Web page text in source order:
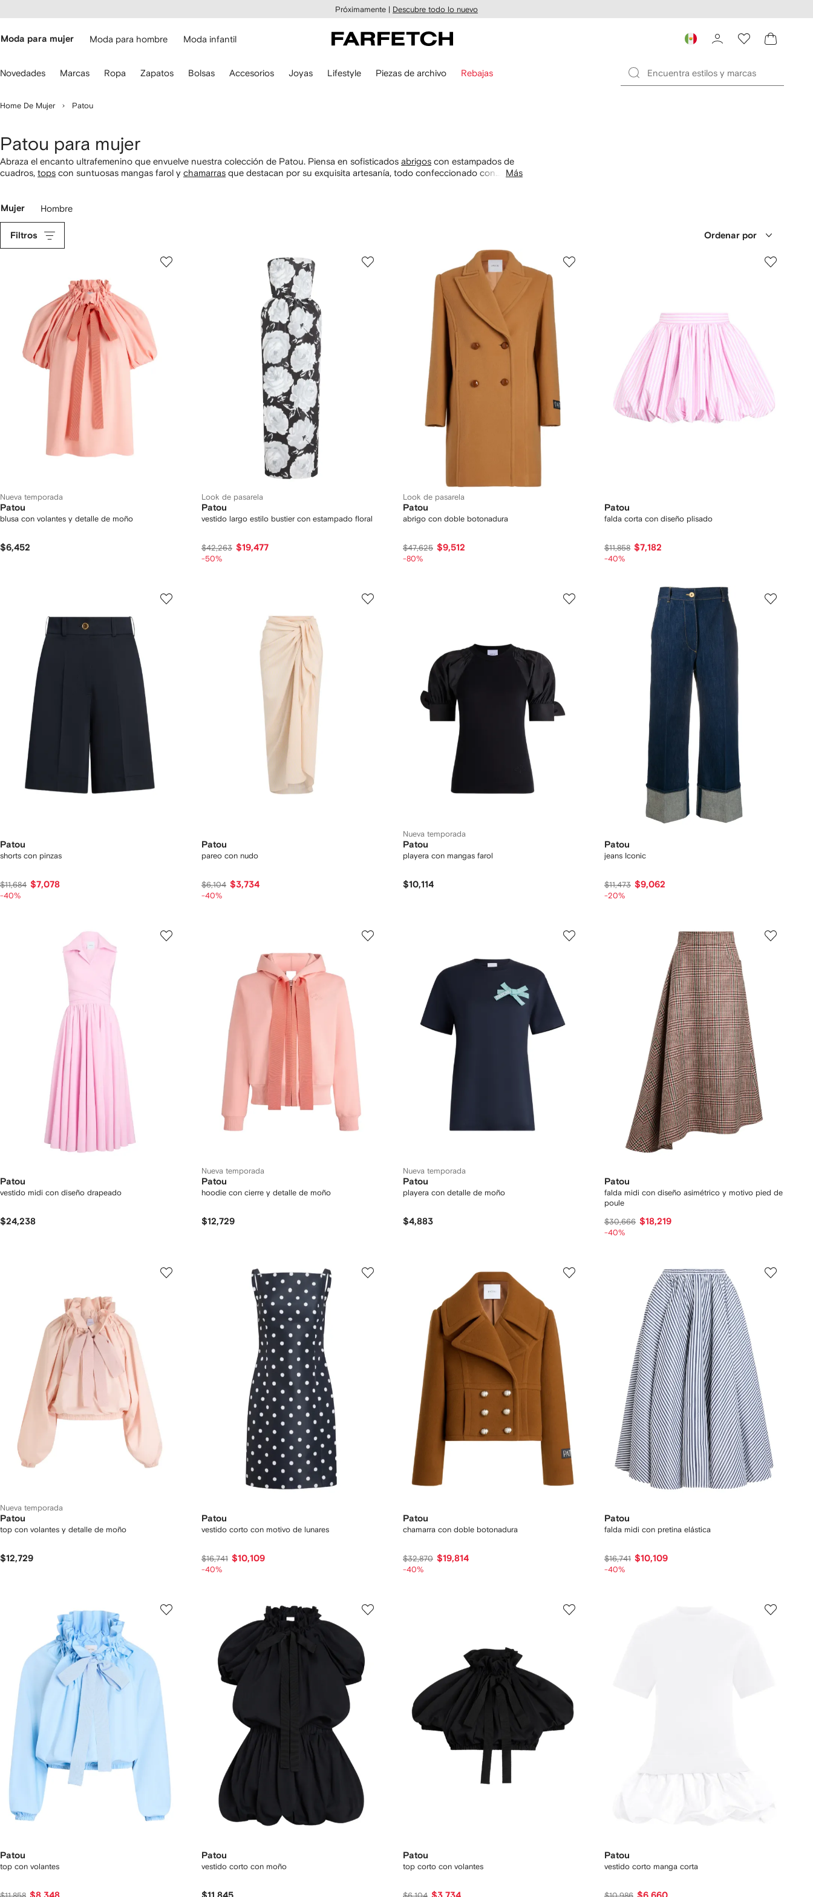
Próximamente | Descubre todo lo nuevo
Moda para mujer Moda para hombre Moda infantil
Novedades Marcas Ropa Zapatos Bolsas Accesorios Joyas Lifestyle Piezas de archivo Rebajas
Home De Mujer Patou
Patou para mujer
Abraza el encanto ultrafemenino que envuelve nuestra colección de Patou. Piensa en sofisticados abrigos con estampados de
cuadros, tops con suntuosas mangas farol y chamarras que destacan por su exquisita artesanía, todo confeccionado con
Más
Mujer Hombre
Filtros Ordenar por
Nueva temporada
Patou
blusa con volantes y detalle de moño
$6,452
Look de pasarela
Patou
vestido largo estilo bustier con estampado floral
$42,263 $19,477
-50%
Look de pasarela
Patou
abrigo con doble botonadura
$47,625 $9,512
-80%
Patou
falda corta con diseño plisado
$11,858 $7,182
-40%
Patou
shorts con pinzas
$11,684 $7,078
-40%
Patou
pareo con nudo
$6,104 $3,734
-40%
Nueva temporada
Patou
playera con mangas farol
$10,114
Patou
jeans Iconic
$11,473 $9,062
-20%
Patou
vestido midi con diseño drapeado
$24,238
Nueva temporada
Patou
hoodie con cierre y detalle de moño
$12,729
Nueva temporada
Patou
playera con detalle de moño
$4,883
Patou
falda midi con diseño asimétrico y motivo pied de
poule
$30,666 $18,219
-40%
Nueva temporada
Patou
top con volantes y detalle de moño
$12,729
Patou
vestido corto con motivo de lunares
$16,741 $10,109
-40%
Patou
chamarra con doble botonadura
$32,870 $19,814
-40%
Patou
falda midi con pretina elástica
$16,741 $10,109
-40%
Patou
top con volantes
Patou
vestido corto con moño
Patou
top corto con volantes
Patou
vestido corto manga corta